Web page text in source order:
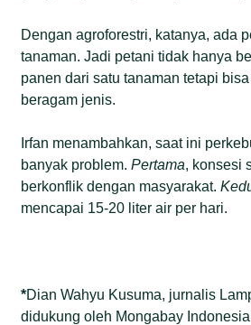
Dengan agroforestri, katanya, ada
tanaman. Jadi petani tidak hanya
panen dari satu tanaman tetapi
beragam jenis.
Irfan menambahkan, saat ini
banyak problem.Pertama, konsesi
berkonflik dengan masyarakat.
mencapai 15-20 liter air per hari.
*Dian Wahyu Kusuma, jurnalis
didukung oleh Mongabay Indonesia